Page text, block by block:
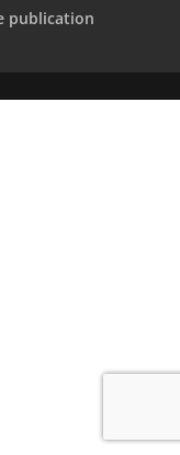
publication